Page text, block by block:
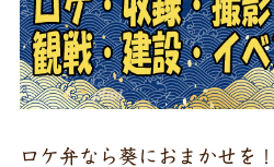
ロケ弁なら葵におまかせを！